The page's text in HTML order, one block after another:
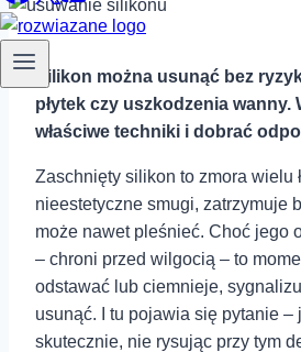
Silikon można usunąć bez
płytek czy uszkodzenia wanny.
właściwe techniki i dobrać
Zaschnięty⁢ silikon to zmora ‍wielu
nieestetyczne smugi, zatrzymuje
może nawet pleśnieć. Choć jego
– chroni ​przed wilgocią ​– to
odstawać lub ciemnieje,
usunąć. I tu ​pojawia się⁢ pytanie –
skutecznie, nie rysując przy tym